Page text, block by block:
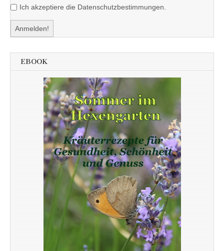
Ich akzeptiere die Datenschutzbestimmungen.
EBOOK